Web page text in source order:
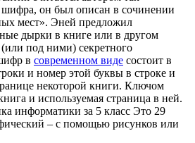
он был описан в сочинении
мест». Эней предложил
дырки в книге или в другом
под ними) секретного
в современном виде состоит в
и номер этой буквы в строке и
некоторой книги. Ключом
и используемая страница в ней.
информатики за 5 класс Это 29
– с помощью рисунков или